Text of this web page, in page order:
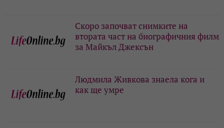
Скоро започват снимките на
втората част на биографичния филм
за Майкъл Джексън
Людмила Живкова знаела кога и
как ще умре